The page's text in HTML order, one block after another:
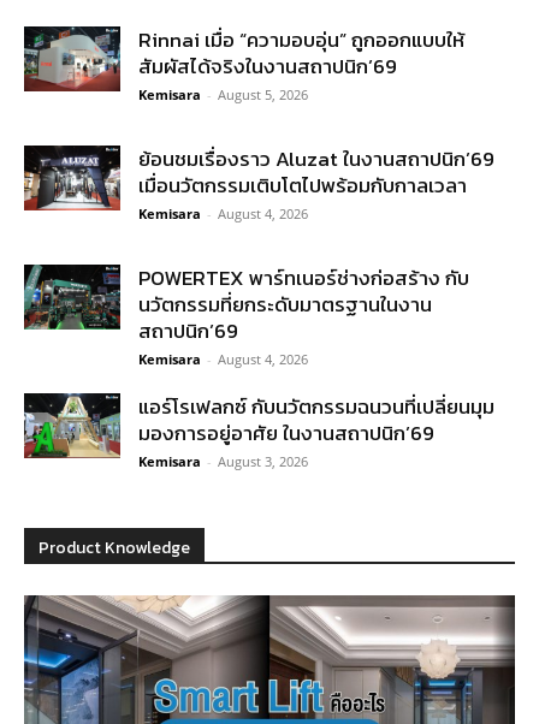
Rinnai เมื่อ “ความอบอุ่น” ถูกออกแบบให้
สัมผัสได้จริงในงานสถาปนิก’69
Kemisara - August 5, 2026
ย้อนชมเรื่องราว Aluzat ในงานสถาปนิก’69
เมื่อนวัตกรรมเติบโตไปพร้อมกับกาลเวลา
Kemisara - August 4, 2026
POWERTEX พาร์ทเนอร์ช่างก่อสร้าง กับ
นวัตกรรมที่ยกระดับมาตรฐานในงาน
สถาปนิก’69
Kemisara - August 4, 2026
แอร์โรเฟลกซ์ กับนวัตกรรมฉนวนที่เปลี่ยนมุม
มองการอยู่อาศัย ในงานสถาปนิก’69
Kemisara - August 3, 2026
Product Knowledge